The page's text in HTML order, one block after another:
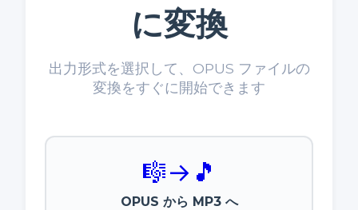
に変換
出力形式を選択して、OPUS ファイルの
変換をすぐに開始できます
🎼→ 🎵
OPUS から MP3 へ